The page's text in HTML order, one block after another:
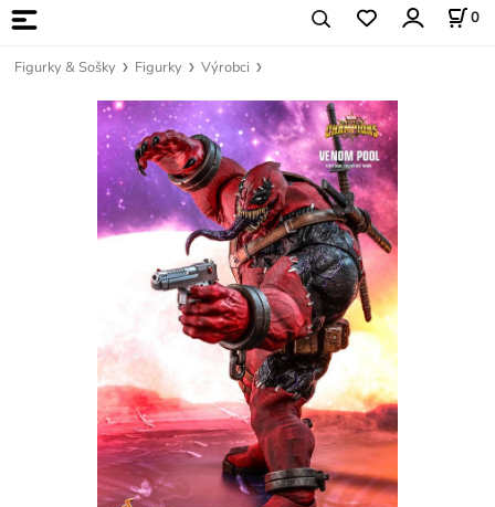
0
Figurky & Sošky Figurky Výrobci